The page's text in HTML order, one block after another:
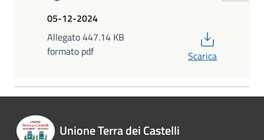
05-12-2024
Allegato 447.14 KB
formato pdf
Scarica
Unione Terra dei Castelli